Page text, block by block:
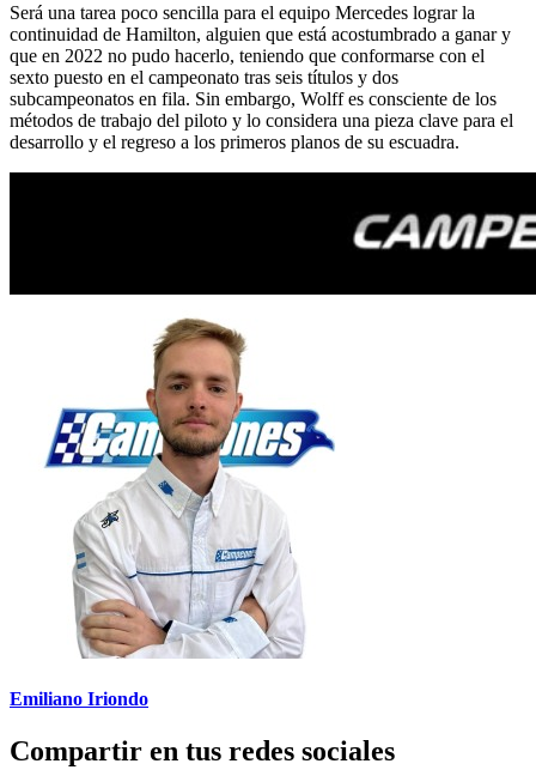
Será una tarea poco sencilla para el equipo Mercedes lograr la
continuidad de Hamilton, alguien que está acostumbrado a ganar y
que en 2022 no pudo hacerlo, teniendo que conformarse con el
sexto puesto en el campeonato tras seis títulos y dos
subcampeonatos en fila. Sin embargo, Wolff es consciente de los
métodos de trabajo del piloto y lo considera una pieza clave para el
desarrollo y el regreso a los primeros planos de su escuadra.
Emiliano Iriondo
Compartir en tus redes sociales